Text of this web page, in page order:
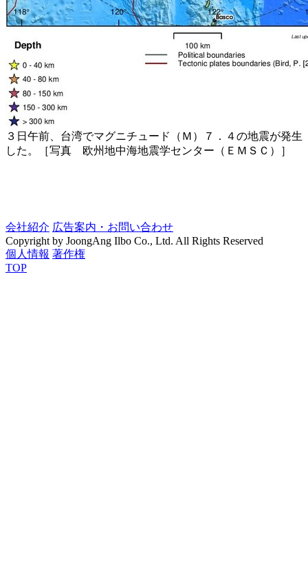
３日午前、台湾でマグニチュード（Ｍ）７．４の地震が発生
した。［写真 欧州地中海地震学センター（ＥＭＳＣ）］
会社紹介 広告案内・お問い合わせ
Copyright by JoongAng Ilbo Co., Ltd. All Rights Reserved
個人情報 著作権
TOP